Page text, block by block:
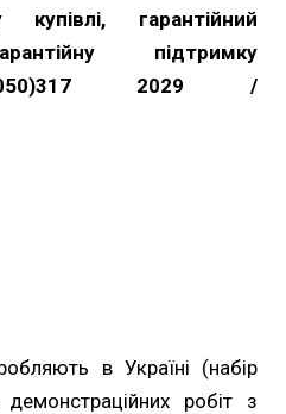
гарантійний
підтримку
(050)317 2029 /
в Україні (набір
робіт з